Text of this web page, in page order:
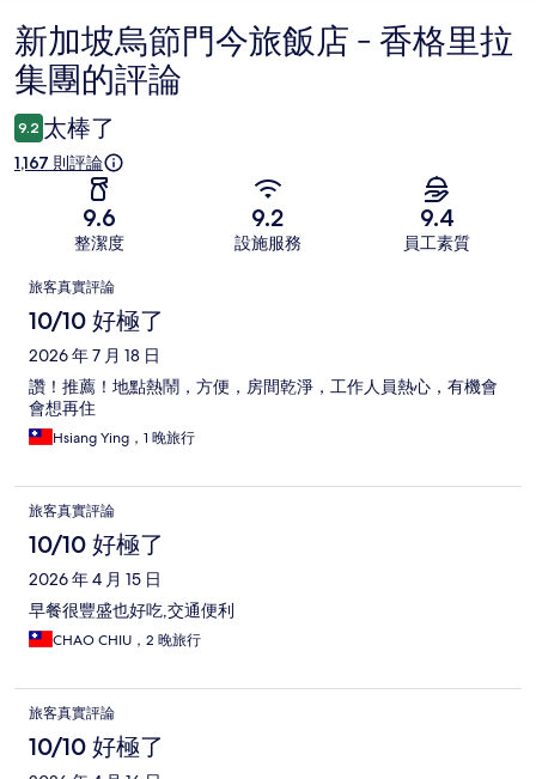
評
論
新加坡烏節門今旅飯店 - 香格里拉
集團的評論
9.2 太棒了
1,167 則評論
9.6
整潔度
9.2
設施服務
9.4
員工素質
評
論
旅客真實評論
10/10 好極了
2026 年 7 月 18 日
讚！推薦！地點熱鬧，方便，房間乾淨，工作人員熱心，有機會
會想再住
Hsiang Ying，1 晚旅行
旅客真實評論
10/10 好極了
2026 年 4 月 15 日
早餐很豐盛也好吃,交通便利
CHAO CHIU，2 晚旅行
旅客真實評論
10/10 好極了